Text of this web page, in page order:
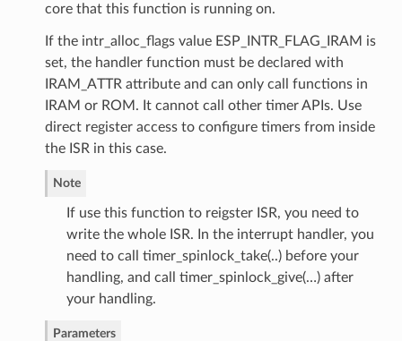
core that this function is running on.
If the intr_alloc_flags value ESP_INTR_FLAG_IRAM is
set, the handler function must be declared with
IRAM_ATTR attribute and can only call functions in
IRAM or ROM. It cannot call other timer APIs. Use
direct register access to configure timers from inside
the ISR in this case.
Note
If use this function to reigster ISR, you need to
write the whole ISR. In the interrupt handler, you
need to call timer_spinlock_take(..) before your
handling, and call timer_spinlock_give(…) after
your handling.
Parameters